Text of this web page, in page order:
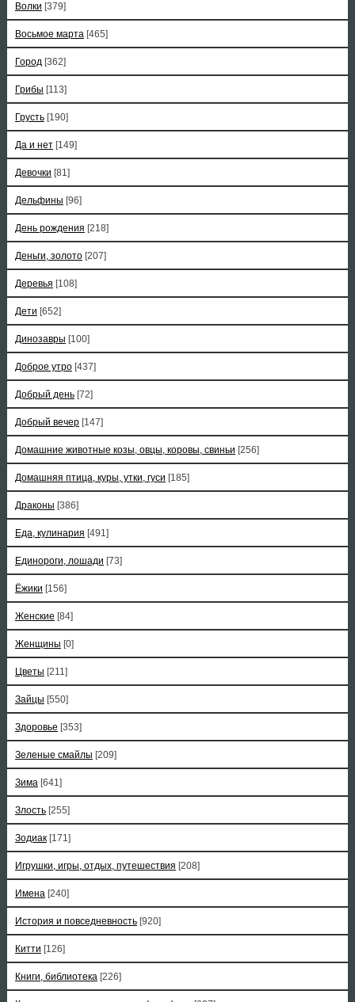
Волки [379]
Восьмое марта [465]
Город [362]
Грибы [113]
Грусть [190]
Да и нет [149]
Девочки [81]
Дельфины [96]
День рождения [218]
Деньги, золото [207]
Деревья [108]
Дети [652]
Динозавры [100]
Доброе утро [437]
Добрый день [72]
Добрый вечер [147]
Домашние животные козы, овцы, коровы, свиньи [256]
Домашняя птица, куры, утки, гуси [185]
Драконы [386]
Еда, кулинария [491]
Единороги, лошади [73]
Ёжики [156]
Женские [84]
Женщины [0]
Цветы [211]
Зайцы [550]
Здоровье [353]
Зеленые смайлы [209]
Зима [641]
Злость [255]
Зодиак [171]
Игрушки, игры, отдых, путешествия [208]
Имена [240]
История и повседневность [920]
Китти [126]
Книги, библиотека [226]